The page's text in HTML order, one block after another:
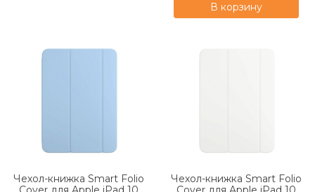
В корзину
Чехол-книжка Smart Folio
Чехол-книжка Smart Folio